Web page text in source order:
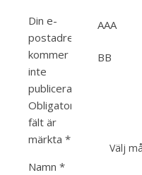
Din e-
postadress
kommer
inte
publiceras.
Obligatoriska
fält är
märkta *
Namn *
AAA
BB